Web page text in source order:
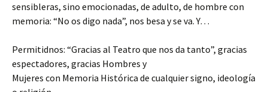
sensibleras, sino emocionadas, de adulto, de hombre con
memoria: “No os digo nada”, nos besa y se va. Y…
Permitidnos: “Gracias al Teatro que nos da tanto”, gracias
espectadores, gracias Hombres y
Mujeres con Memoria Histórica de cualquier signo, ideología